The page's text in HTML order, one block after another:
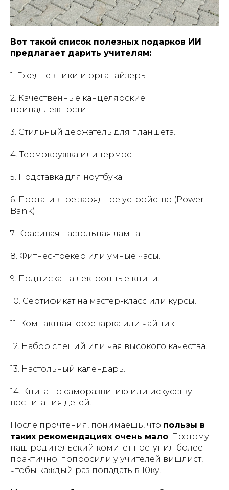
Вот такой список полезных подарков ИИ
предлагает дарить учителям:
1. Ежедневники и органайзеры.
2. Качественные канцелярские
принадлежности.
3. Стильный держатель для планшета.
4. Термокружка или термос.
5. Подставка для ноутбука.
6. Портативное зарядное устройство (Power
Bank).
7. Красивая настольная лампа.
8. Фитнес-трекер или умные часы.
9. Подписка на лектронные книги.
10. Сертификат на мастер-класс или курсы.
11. Компактная кофеварка или чайник.
12. Набор специй или чая высокого качества.
13. Настольный календарь.
14. Книга по саморазвитию или искусству
воспитания детей.
После прочтения, понимаешь, что пользы в
таких рекомендациях очень мало. Поэтому
наш родительский комитет поступил более
практично: попросили у учителей вишлист,
чтобы каждый раз попадать в 10ку.